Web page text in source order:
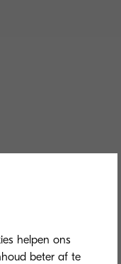
helpen ons
beter af te